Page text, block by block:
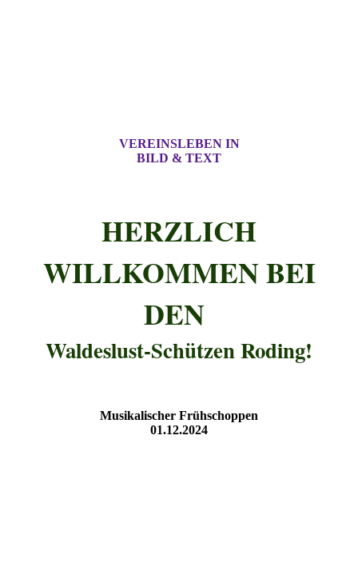
VEREINSLEBEN IN
BILD & TEXT
HERZLICH
WILLKOMMEN BEI
DEN
Waldeslust-Schützen Roding!
Musikalischer Frühschoppen
01.12.2024